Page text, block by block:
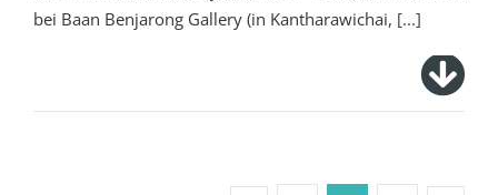
bei Baan Benjarong Gallery (in Kantharawichai, [...]